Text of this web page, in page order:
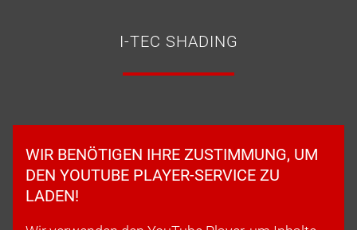
I-TEC SHADING
WIR BENÖTIGEN IHRE ZUSTIMMUNG, UM
DEN YOUTUBE PLAYER-SERVICE ZU
LADEN!